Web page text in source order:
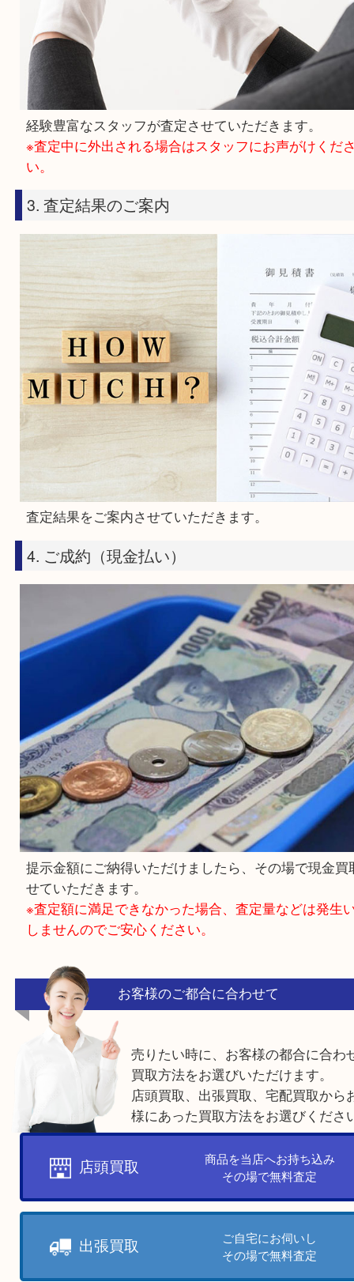
商品を直接お店までお持ちください。
2. スタッフがその場で無料査定
経験豊富なスタッフが査定させていただきます。
※査定中に外出される場合はスタッフにお声がけ
い。
3. 査定結果のご案内
査定結果をご案内させていただきます。
4. ご成約（現金払い）